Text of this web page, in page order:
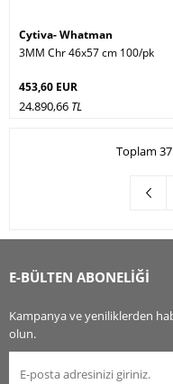
Cytiva- Whatman
3MM Chr 46x57 cm 100/pk
453,60 EUR
24.890,66 TL
Toplam
E-BÜLTEN ABONELİĞİ
Kampanya ve yeniliklerden
olun.